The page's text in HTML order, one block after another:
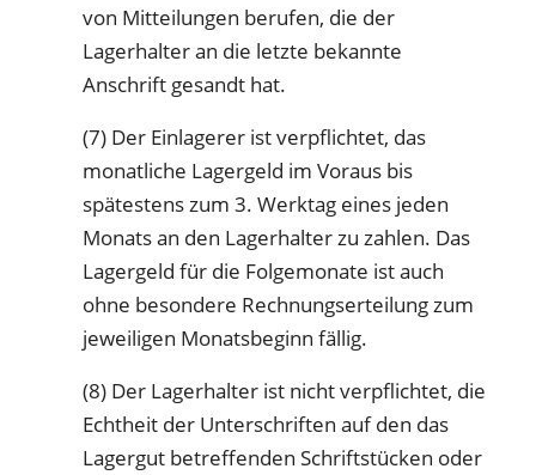
von Mitteilungen berufen, die der
Lagerhalter an die letzte bekannte
Anschrift gesandt hat.
(7) Der Einlagerer ist verpflichtet, das
monatliche Lagergeld im Voraus bis
spätestens zum 3. Werktag eines jeden
Monats an den Lagerhalter zu zahlen. Das
Lagergeld für die Folgemonate ist auch
ohne besondere Rechnungserteilung zum
jeweiligen Monatsbeginn fällig.
(8) Der Lagerhalter ist nicht verpflichtet, die
Echtheit der Unterschriften auf den das
Lagergut betreffenden Schriftstücken oder